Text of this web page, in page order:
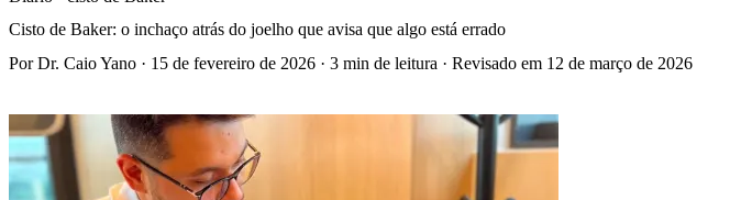
Cisto de Baker: o inchaço atrás do joelho que avisa que algo está errado
Por Dr. Caio Yano · 15 de fevereiro de 2026 · 3 min de leitura · Revisado em 12 de março de 2026